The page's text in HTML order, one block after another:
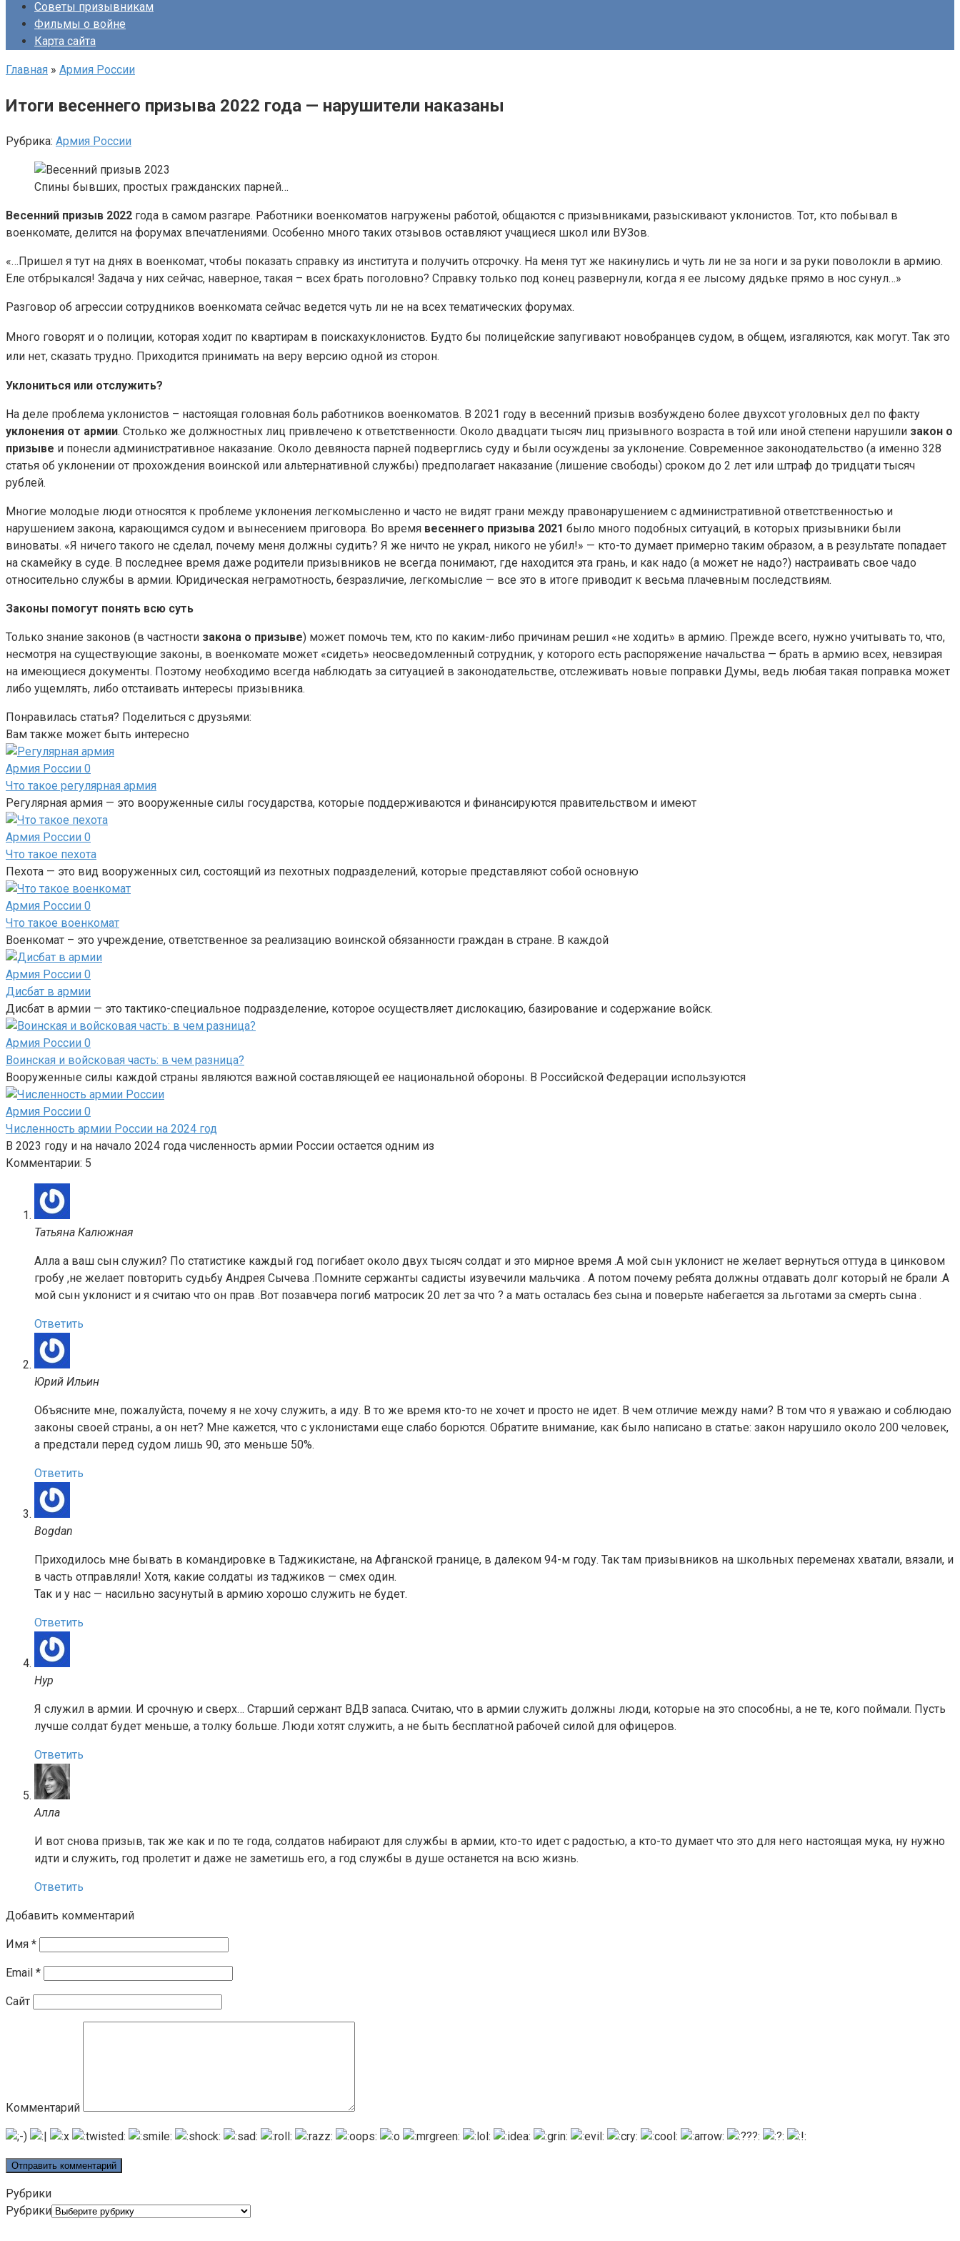
Советы призывникам
Фильмы о войне
Карта сайта
Главная » Армия России
Итоги весеннего призыва 2022 года — нарушители наказаны
Рубрика: Армия России
Спины бывших, простых гражданских парней…
Весенний призыв 2022 года в самом разгаре. Работники военкоматов нагружены работой, общаются с призывниками, разыскивают уклонистов. Тот, кто побывал в
военкомате, делится на форумах впечатлениями. Особенно много таких отзывов оставляют учащиеся школ или ВУЗов.
«…Пришел я тут на днях в военкомат, чтобы показать справку из института и получить отсрочку. На меня тут же накинулись и чуть ли не за ноги и за руки поволокли в армию.
Еле отбрыкался! Задача у них сейчас, наверное, такая – всех брать поголовно? Справку только под конец развернули, когда я ее лысому дядьке прямо в нос сунул…»
Разговор об агрессии сотрудников военкомата сейчас ведется чуть ли не на всех тематических форумах.
Много говорят и о полиции, которая ходит по квартирам в поискахуклонистов. Будто бы полицейские запугивают новобранцев судом, в общем, изгаляются, как могут. Так это
или нет, сказать трудно. Приходится принимать на веру версию одной из сторон.
Уклониться или отслужить?
На деле проблема уклонистов – настоящая головная боль работников военкоматов. В 2021 году в весенний призыв возбуждено более двухсот уголовных дел по факту
уклонения от армии. Столько же должностных лиц привлечено к ответственности. Около двадцати тысяч лиц призывного возраста в той или иной степени нарушили закон о
призыве и понесли административное наказание. Около девяноста парней подверглись суду и были осуждены за уклонение. Современное законодательство (а именно 328
статья об уклонении от прохождения воинской или альтернативной службы) предполагает наказание (лишение свободы) сроком до 2 лет или штраф до тридцати тысяч
рублей.
Многие молодые люди относятся к проблеме уклонения легкомысленно и часто не видят грани между правонарушением с административной ответственностью и
нарушением закона, карающимся судом и вынесением приговора. Во время весеннего призыва 2021 было много подобных ситуаций, в которых призывники были
виноваты. «Я ничего такого не сделал, почему меня должны судить? Я же ничто не украл, никого не убил!» — кто-то думает примерно таким образом, а в результате попадает
на скамейку в суде. В последнее время даже родители призывников не всегда понимают, где находится эта грань, и как надо (а может не надо?) настраивать свое чадо
относительно службы в армии. Юридическая неграмотность, безразличие, легкомыслие — все это в итоге приводит к весьма плачевным последствиям.
Законы помогут понять всю суть
Только знание законов (в частности закона о призыве) может помочь тем, кто по каким-либо причинам решил «не ходить» в армию. Прежде всего, нужно учитывать то, что,
несмотря на существующие законы, в военкомате может «сидеть» неосведомленный сотрудник, у которого есть распоряжение начальства — брать в армию всех, невзирая
на имеющиеся документы. Поэтому необходимо всегда наблюдать за ситуацией в законодательстве, отслеживать новые поправки Думы, ведь любая такая поправка может
либо ущемлять, либо отстаивать интересы призывника.
Понравилась статья? Поделиться с друзьями:
Вам также может быть интересно
Армия России 0
Что такое регулярная армия
Регулярная армия — это вооруженные силы государства, которые поддерживаются и финансируются правительством и имеют
Армия России 0
Что такое пехота
Пехота — это вид вооруженных сил, состоящий из пехотных подразделений, которые представляют собой основную
Армия России 0
Что такое военкомат
Военкомат – это учреждение, ответственное за реализацию воинской обязанности граждан в стране. В каждой
Армия России 0
Дисбат в армии
Дисбат в армии — это тактико-специальное подразделение, которое осуществляет дислокацию, базирование и содержание войск.
Армия России 0
Воинская и войсковая часть: в чем разница?
Вооруженные силы каждой страны являются важной составляющей ее национальной обороны. В Российской Федерации используются
Армия России 0
Численность армии России на 2024 год
В 2023 году и на начало 2024 года численность армии России остается одним из
Комментарии: 5
Татьяна Калюжная
Алла а ваш сын служил? По статистике каждый год погибает около двух тысяч солдат и это мирное время .А мой сын уклонист не желает вернуться оттуда в цинковом
гробу ,не желает повторить судьбу Андрея Сычева .Помните сержанты садисты изувечили мальчика . А потом почему ребята должны отдавать долг который не брали .А
мой сын уклонист и я считаю что он прав .Вот позавчера погиб матросик 20 лет за что ? а мать осталась без сына и поверьте набегается за льготами за смерть сына .
Ответить
Юрий Ильин
Объясните мне, пожалуйста, почему я не хочу служить, а иду. В то же время кто-то не хочет и просто не идет. В чем отличие между нами? В том что я уважаю и соблюдаю
законы своей страны, а он нет? Мне кажется, что с уклонистами еще слабо борются. Обратите внимание, как было написано в статье: закон нарушило около 200 человек,
а предстали перед судом лишь 90, это меньше 50%.
Ответить
Bogdan
Приходилось мне бывать в командировке в Таджикистане, на Афганской границе, в далеком 94-м году. Так там призывников на школьных переменах хватали, вязали, и
в часть отправляли! Хотя, какие солдаты из таджиков — смех один.
Так и у нас — насильно засунутый в армию хорошо служить не будет.
Ответить
Нур
Я служил в армии. И срочную и сверх… Старший сержант ВДВ запаса. Считаю, что в армии служить должны люди, которые на это способны, а не те, кого поймали. Пусть
лучше солдат будет меньше, а толку больше. Люди хотят служить, а не быть бесплатной рабочей силой для офицеров.
Ответить
Алла
И вот снова призыв, так же как и по те года, солдатов набирают для службы в армии, кто-то идет с радостью, а кто-то думает что это для него настоящая мука, ну нужно
идти и служить, год пролетит и даже не заметишь его, а год службы в душе останется на всю жизнь.
Ответить
Добавить комментарий
Имя *
Email *
Сайт
Комментарий
Рубрики
Рубрики